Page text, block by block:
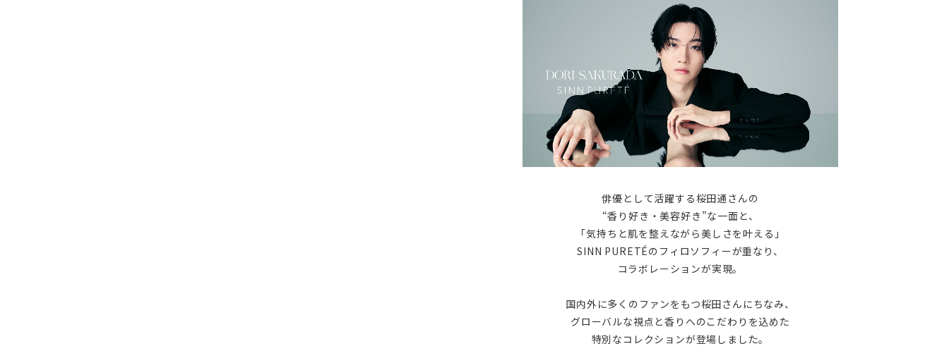
俳優として活躍する桜田通さんの
“香り好き・美容好き”な一面と、
「気持ちと肌を整えながら美しさを叶える」
SINN PURETÉのフィロソフィーが重なり、
コラボレーションが実現。
国内外に多くのファンをもつ桜田さんにちなみ、
グローバルな視点と香りへのこだわりを込めた
特別なコレクションが登場しました。